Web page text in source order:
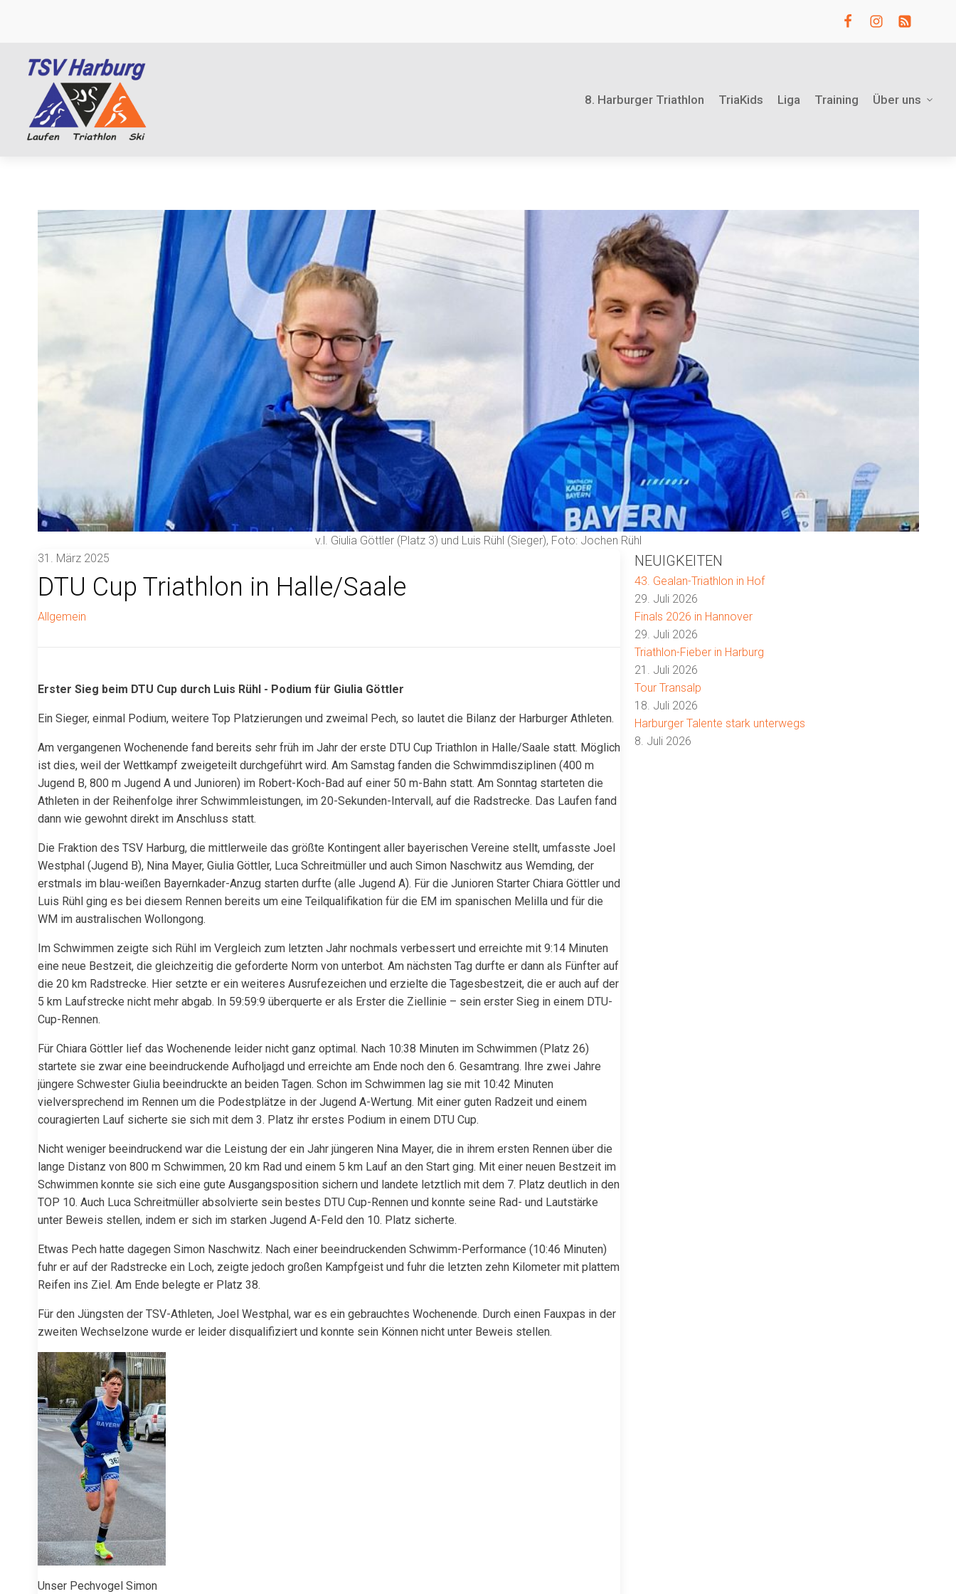
8. Harburger Triathlon TriaKids Liga Training Über uns
v.l. Giulia Göttler (Platz 3) und Luis Rühl (Sieger), Foto: Jochen Rühl
31. März 2025
DTU Cup Triathlon in Halle/Saale
Allgemein
Erster Sieg beim DTU Cup durch Luis Rühl - Podium für Giulia Göttler
Ein Sieger, einmal Podium, weitere Top Platzierungen und zweimal Pech, so lautet die Bilanz der Harburger Athleten.
Am vergangenen Wochenende fand bereits sehr früh im Jahr der erste DTU Cup Triathlon in Halle/Saale statt. Möglich
ist dies, weil der Wettkampf zweigeteilt durchgeführt wird. Am Samstag fanden die Schwimmdisziplinen (400 m
Jugend B, 800 m Jugend A und Junioren) im Robert-Koch-Bad auf einer 50 m-Bahn statt. Am Sonntag starteten die
Athleten in der Reihenfolge ihrer Schwimmleistungen, im 20-Sekunden-Intervall, auf die Radstrecke. Das Laufen fand
dann wie gewohnt direkt im Anschluss statt.
Die Fraktion des TSV Harburg, die mittlerweile das größte Kontingent aller bayerischen Vereine stellt, umfasste Joel
Westphal (Jugend B), Nina Mayer, Giulia Göttler, Luca Schreitmüller und auch Simon Naschwitz aus Wemding, der
erstmals im blau-weißen Bayernkader-Anzug starten durfte (alle Jugend A). Für die Junioren Starter Chiara Göttler und
Luis Rühl ging es bei diesem Rennen bereits um eine Teilqualifikation für die EM im spanischen Melilla und für die
WM im australischen Wollongong.
Im Schwimmen zeigte sich Rühl im Vergleich zum letzten Jahr nochmals verbessert und erreichte mit 9:14 Minuten
eine neue Bestzeit, die gleichzeitig die geforderte Norm von unterbot. Am nächsten Tag durfte er dann als Fünfter auf
die 20 km Radstrecke. Hier setzte er ein weiteres Ausrufezeichen und erzielte die Tagesbestzeit, die er auch auf der
5 km Laufstrecke nicht mehr abgab. In 59:59:9 überquerte er als Erster die Ziellinie – sein erster Sieg in einem DTU-
Cup-Rennen.
Für Chiara Göttler lief das Wochenende leider nicht ganz optimal. Nach 10:38 Minuten im Schwimmen (Platz 26)
startete sie zwar eine beeindruckende Aufholjagd und erreichte am Ende noch den 6. Gesamtrang. Ihre zwei Jahre
jüngere Schwester Giulia beeindruckte an beiden Tagen. Schon im Schwimmen lag sie mit 10:42 Minuten
vielversprechend im Rennen um die Podestplätze in der Jugend A-Wertung. Mit einer guten Radzeit und einem
couragierten Lauf sicherte sie sich mit dem 3. Platz ihr erstes Podium in einem DTU Cup.
Nicht weniger beeindruckend war die Leistung der ein Jahr jüngeren Nina Mayer, die in ihrem ersten Rennen über die
lange Distanz von 800 m Schwimmen, 20 km Rad und einem 5 km Lauf an den Start ging. Mit einer neuen Bestzeit im
Schwimmen konnte sie sich eine gute Ausgangsposition sichern und landete letztlich mit dem 7. Platz deutlich in den
TOP 10. Auch Luca Schreitmüller absolvierte sein bestes DTU Cup-Rennen und konnte seine Rad- und Lautstärke
unter Beweis stellen, indem er sich im starken Jugend A-Feld den 10. Platz sicherte.
Etwas Pech hatte dagegen Simon Naschwitz. Nach einer beeindruckenden Schwimm-Performance (10:46 Minuten)
fuhr er auf der Radstrecke ein Loch, zeigte jedoch großen Kampfgeist und fuhr die letzten zehn Kilometer mit plattem
Reifen ins Ziel. Am Ende belegte er Platz 38.
Für den Jüngsten der TSV-Athleten, Joel Westphal, war es ein gebrauchtes Wochenende. Durch einen Fauxpas in der
zweiten Wechselzone wurde er leider disqualifiziert und konnte sein Können nicht unter Beweis stellen.
Unser Pechvogel Simon
NEUIGKEITEN
43. Gealan-Triathlon in Hof
29. Juli 2026
Finals 2026 in Hannover
29. Juli 2026
Triathlon-Fieber in Harburg
21. Juli 2026
Tour Transalp
18. Juli 2026
Harburger Talente stark unterwegs
8. Juli 2026